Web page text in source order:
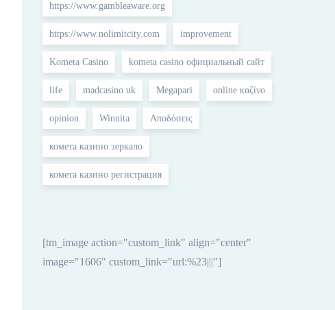
https://www.gambleaware.org
https://www.nolimitcity.com improvement
Kometa Casino kometa casino официальный сайт
life madcasino uk Megapari online καζίνο
opinion Winnita Αποδόσεις
комета казино зеркало
комета казино регистрация
[tm_image action="custom_link" align="center"
image="1606" custom_link="url:%23|||"]